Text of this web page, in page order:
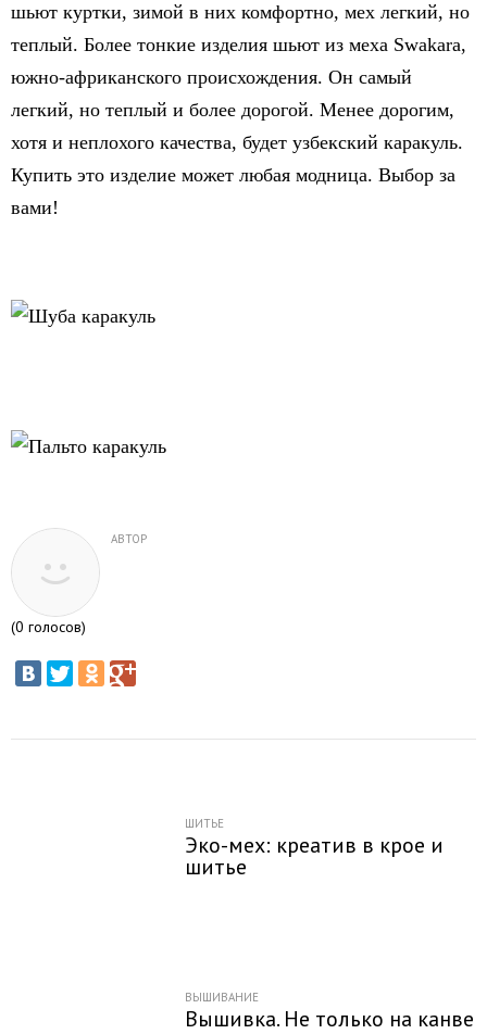
шьют куртки, зимой в них комфортно, мех легкий, но
теплый. Более тонкие изделия шьют из меха Swakara,
южно-африканского происхождения. Он самый
легкий, но теплый и более дорогой. Менее дорогим,
хотя и неплохого качества, будет узбекский каракуль.
Купить это изделие может любая модница. Выбор за
вами!
АВТОР
(0 голосов)
ШИТЬЕ
Эко-мех: креатив в крое и
шитье
ВЫШИВАНИЕ
Вышивка. Не только на канве